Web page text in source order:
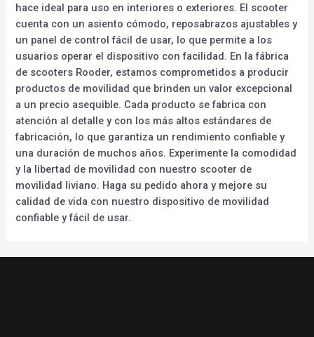
hace ideal para uso en interiores o exteriores. El scooter
cuenta con un asiento cómodo, reposabrazos ajustables y
un panel de control fácil de usar, lo que permite a los
usuarios operar el dispositivo con facilidad. En la fábrica
de scooters Rooder, estamos comprometidos a producir
productos de movilidad que brinden un valor excepcional
a un precio asequible. Cada producto se fabrica con
atención al detalle y con los más altos estándares de
fabricación, lo que garantiza un rendimiento confiable y
una duración de muchos años. Experimente la comodidad
y la libertad de movilidad con nuestro scooter de
movilidad liviano. Haga su pedido ahora y mejore su
calidad de vida con nuestro dispositivo de movilidad
confiable y fácil de usar.